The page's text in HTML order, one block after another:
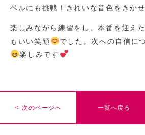
ベルにも挑戦！きれいな音色をきか
楽しみながら練習をし、本番を迎え
もいい笑顔
でした。次への自信に
楽しみです
< 次のページへ 一覧へ戻る